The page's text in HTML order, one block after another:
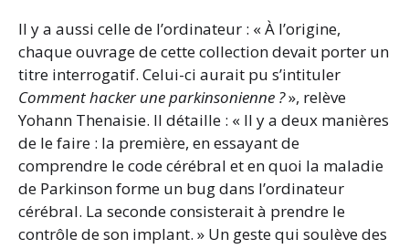
Il y a aussi celle de l’ordinateur : « À l’origine,
chaque ouvrage de cette collection devait porter un
titre interrogatif. Celui-ci aurait pu s’intituler
Comment hacker une parkinsonienne ?», relève
Yohann Thenaisie. Il détaille : « Il y a deux manières
de le faire : la première, en essayant de
comprendre le code cérébral et en quoi la maladie
de Parkinson forme un bug dans l’ordinateur
cérébral. La seconde consisterait à prendre le
contrôle de son implant. » Un geste qui soulève des